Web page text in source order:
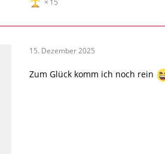
15. Dezember 2025
Zum Glück komm ich noch rein